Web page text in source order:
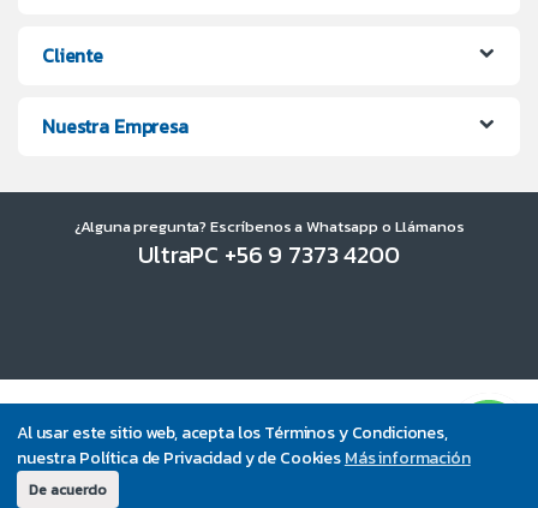
Al usar este sitio web, acepta los Términos y Condiciones,
nuestra Política de Privacidad y de CookiesMás información
De acuerdo
Cliente
Nuestra Empresa
¿Alguna pregunta? Escríbenos a Whatsapp o Llámanos
UltraPC +56 9 7373 4200